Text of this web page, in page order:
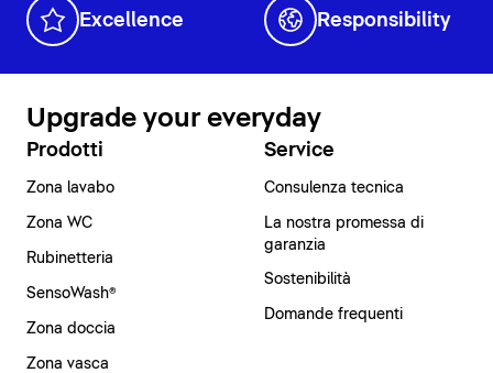
Excellence Responsibility
Upgrade your everyday
Prodotti
Zona lavabo
Zona WC
Rubinetteria
SensoWash®
Zona doccia
Zona vasca
Service
Consulenza tecnica
La nostra promessa di
garanzia
Sostenibilità
Domande frequenti